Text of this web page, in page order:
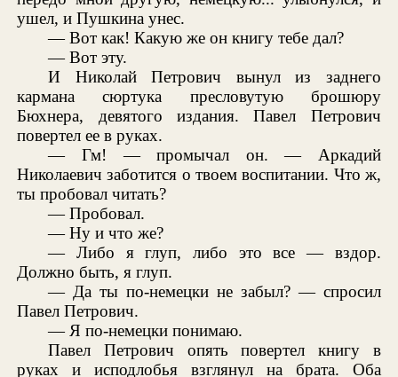
ушел, и Пушкина унес.
— Вот как! Какую же он книгу тебе дал?
— Вот эту.
И Николай Петрович вынул из заднего
кармана сюртука пресловутую брошюру
Бюхнера, девятого издания. Павел Петрович
повертел ее в руках.
— Гм! — промычал он. — Аркадий
Николаевич заботится о твоем воспитании. Что ж,
ты пробовал читать?
— Пробовал.
— Ну и что же?
— Либо я глуп, либо это все — вздор.
Должно быть, я глуп.
— Да ты по-немецки не забыл? — спросил
Павел Петрович.
— Я по-немецки понимаю.
Павел Петрович опять повертел книгу в
руках и исподлобья взглянул на брата. Оба